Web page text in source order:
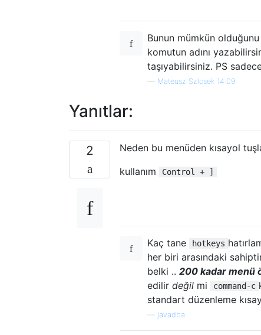
Bunun mümkün
komutun adını
taşıyabilirsiniz. PS
— Mateusz Szlosek 14:09
Yanıtlar:
2 Neden bu menüden kısayol
kullanım
Control + ]
Kaç tane hotkeys
her biri arasındaki
belki .. 200 kadar menü
edilir değil mi command-c
standart düzenleme
javadba